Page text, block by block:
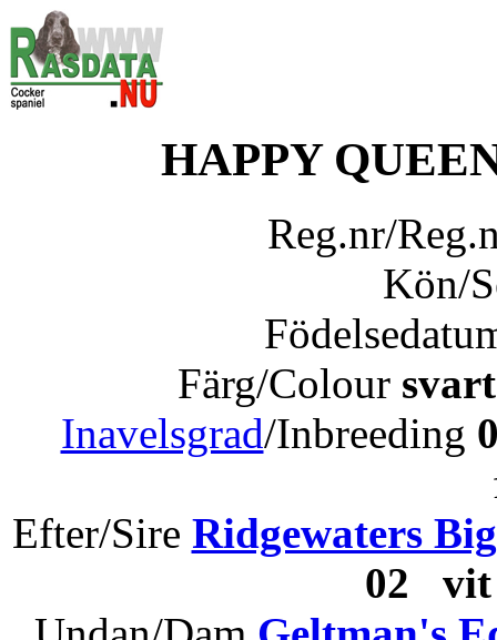
HAPPY
Reg.nr/
Kön/
Färg/Colour
Inavelsgrad/Inbreeding
Efter/Sire Ridgewaters
02